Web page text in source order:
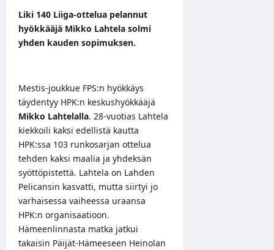
Liki 140 Liiga-ottelua pelannut
hyökkääjä Mikko Lahtela solmi
yhden kauden sopimuksen.
Mestis-joukkue FPS:n hyökkäys
täydentyy HPK:n keskushyökkääjä
Mikko Lahtelalla. 28-vuotias Lahtela
kiekkoili kaksi edellistä kautta
HPK:ssa 103 runkosarjan ottelua
tehden kaksi maalia ja yhdeksän
syöttöpistettä. Lahtela on Lahden
Pelicansin kasvatti, mutta siirtyi jo
varhaisessa vaiheessa uraansa
HPK:n organisaatioon.
Hämeenlinnasta matka jatkui
takaisin Päijät-Hämeeseen Heinolan